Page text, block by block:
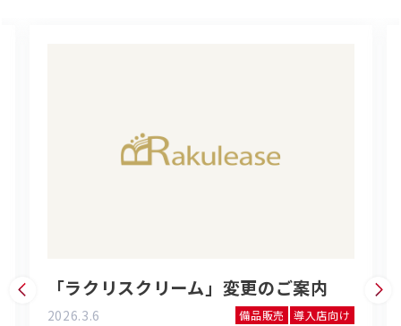
「ラクリスクリーム」変更のご案内
2026.3.6 備品販売 導入店向け